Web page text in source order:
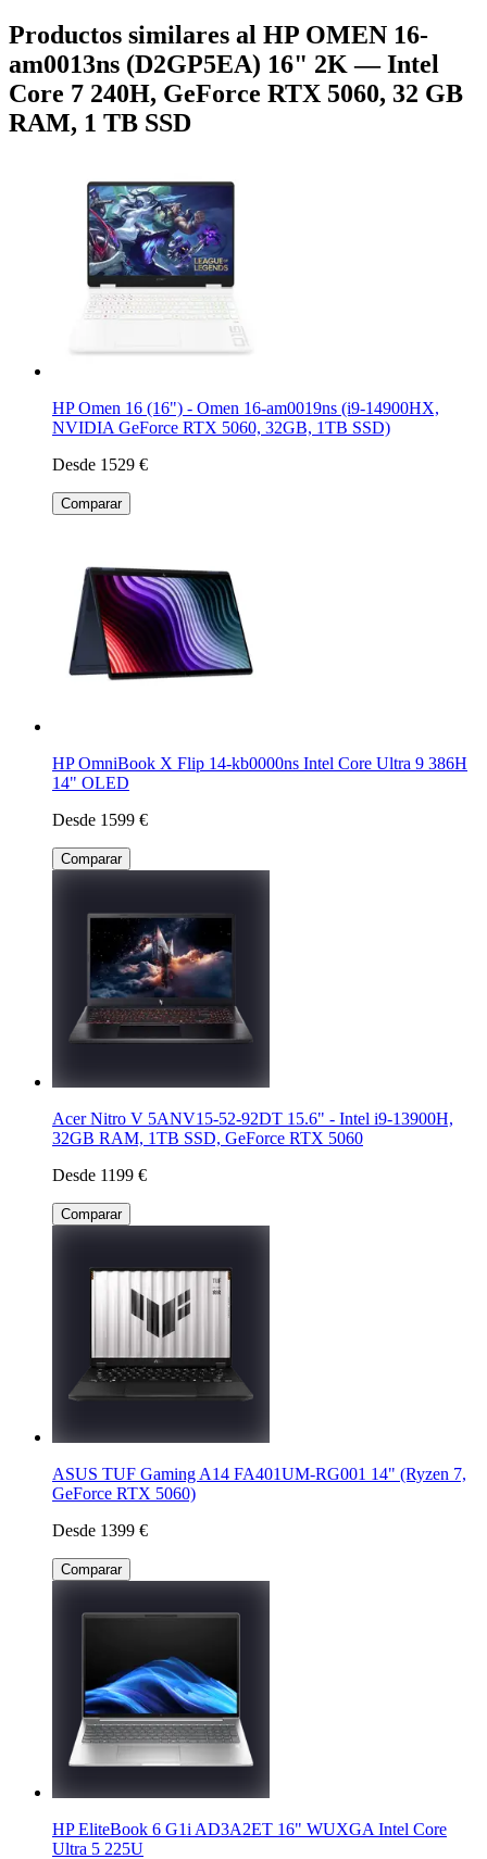
Productos similares al HP OMEN 16-
am0013ns (D2GP5EA) 16" 2K — Intel
Core 7 240H, GeForce RTX 5060, 32 GB
RAM, 1 TB SSD
HP Omen 16 (16") - Omen 16-am0019ns (i9-14900HX,
NVIDIA GeForce RTX 5060, 32GB, 1TB SSD)
Desde 1529 €
Comparar
HP OmniBook X Flip 14-kb0000ns Intel Core Ultra 9 386H
14" OLED
Desde 1599 €
Comparar
Acer Nitro V 5ANV15-52-92DT 15.6" - Intel i9-13900H,
32GB RAM, 1TB SSD, GeForce RTX 5060
Desde 1199 €
Comparar
ASUS TUF Gaming A14 FA401UM-RG001 14" (Ryzen 7,
GeForce RTX 5060)
Desde 1399 €
Comparar
HP EliteBook 6 G1i AD3A2ET 16" WUXGA Intel Core
Ultra 5 225U